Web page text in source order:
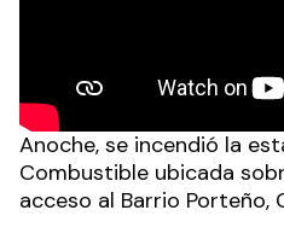
Anoche, se incendió la
Combustible ubicada
acceso al Barrio Porteño,